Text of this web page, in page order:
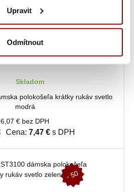
Upravit
Odmítnout
Skladom
polokošeľa krátky rukáv svetlo
modrá
6,07 € bez DPH
Cena: 7,47 €s DPH
-
5
0